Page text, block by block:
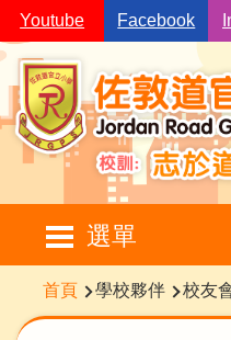
移至主內容
Youtube Facebook
選單
Main
navigation
導
航
首頁 學校夥伴 校友